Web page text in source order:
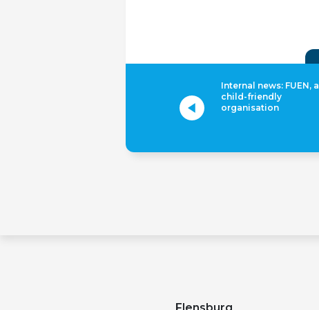
Internal news: FUEN, a
child-friendly
organisation